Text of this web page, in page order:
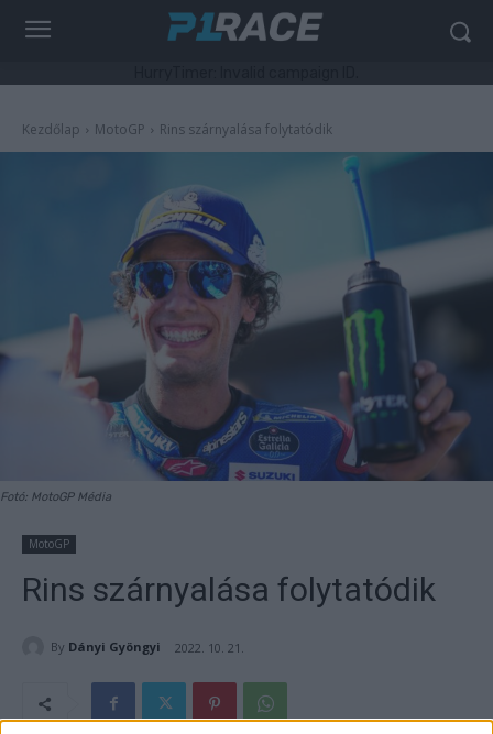
Kezdőlap MotoGP Rins szárnyalása folytatódik
Fotó: MotoGP Média
MotoGP
Rins szárnyalása folytatódik
By Dányi Gyöngyi 2022. 10. 21.